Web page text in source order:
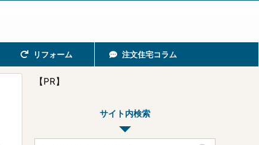
リフォーム 注文住宅コラム
【PR】
サイト内検索